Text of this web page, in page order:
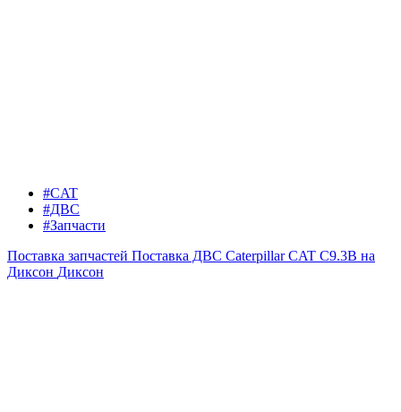
#CAT
#ДВС
#Запчасти
Поставка запчастей Поставка ДВС Caterpillar CAT C9.3B на
Диксон Диксон